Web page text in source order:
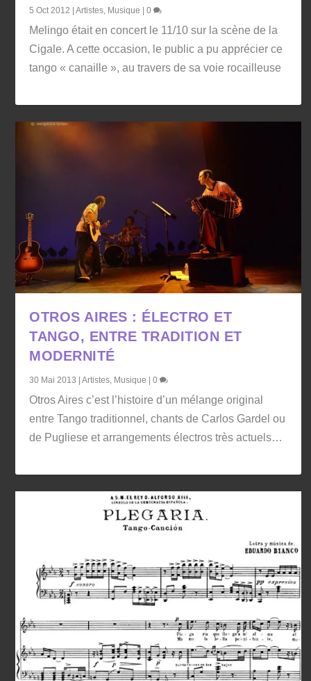
5 Oct 2012 |Artistes, Musique |0
Melingo était en concert le 11/10 sur la scène de la
Cigale. A cette occasion, le public a pu apprécier ce
tango « canaille », au travers de sa voie rocailleuse
OTROS AIRES : ÉLECTRO ET
TANGO, ENTRE TRADITION ET
MODERNITÉ
30 Mai 2013 |Artistes Musique |0
Otros Aires c’est l’histoire d’un mélange original
entre Tango traditionnel, chants de Carlos Gardel ou
de Pugliese et arrangements électros très actuels…